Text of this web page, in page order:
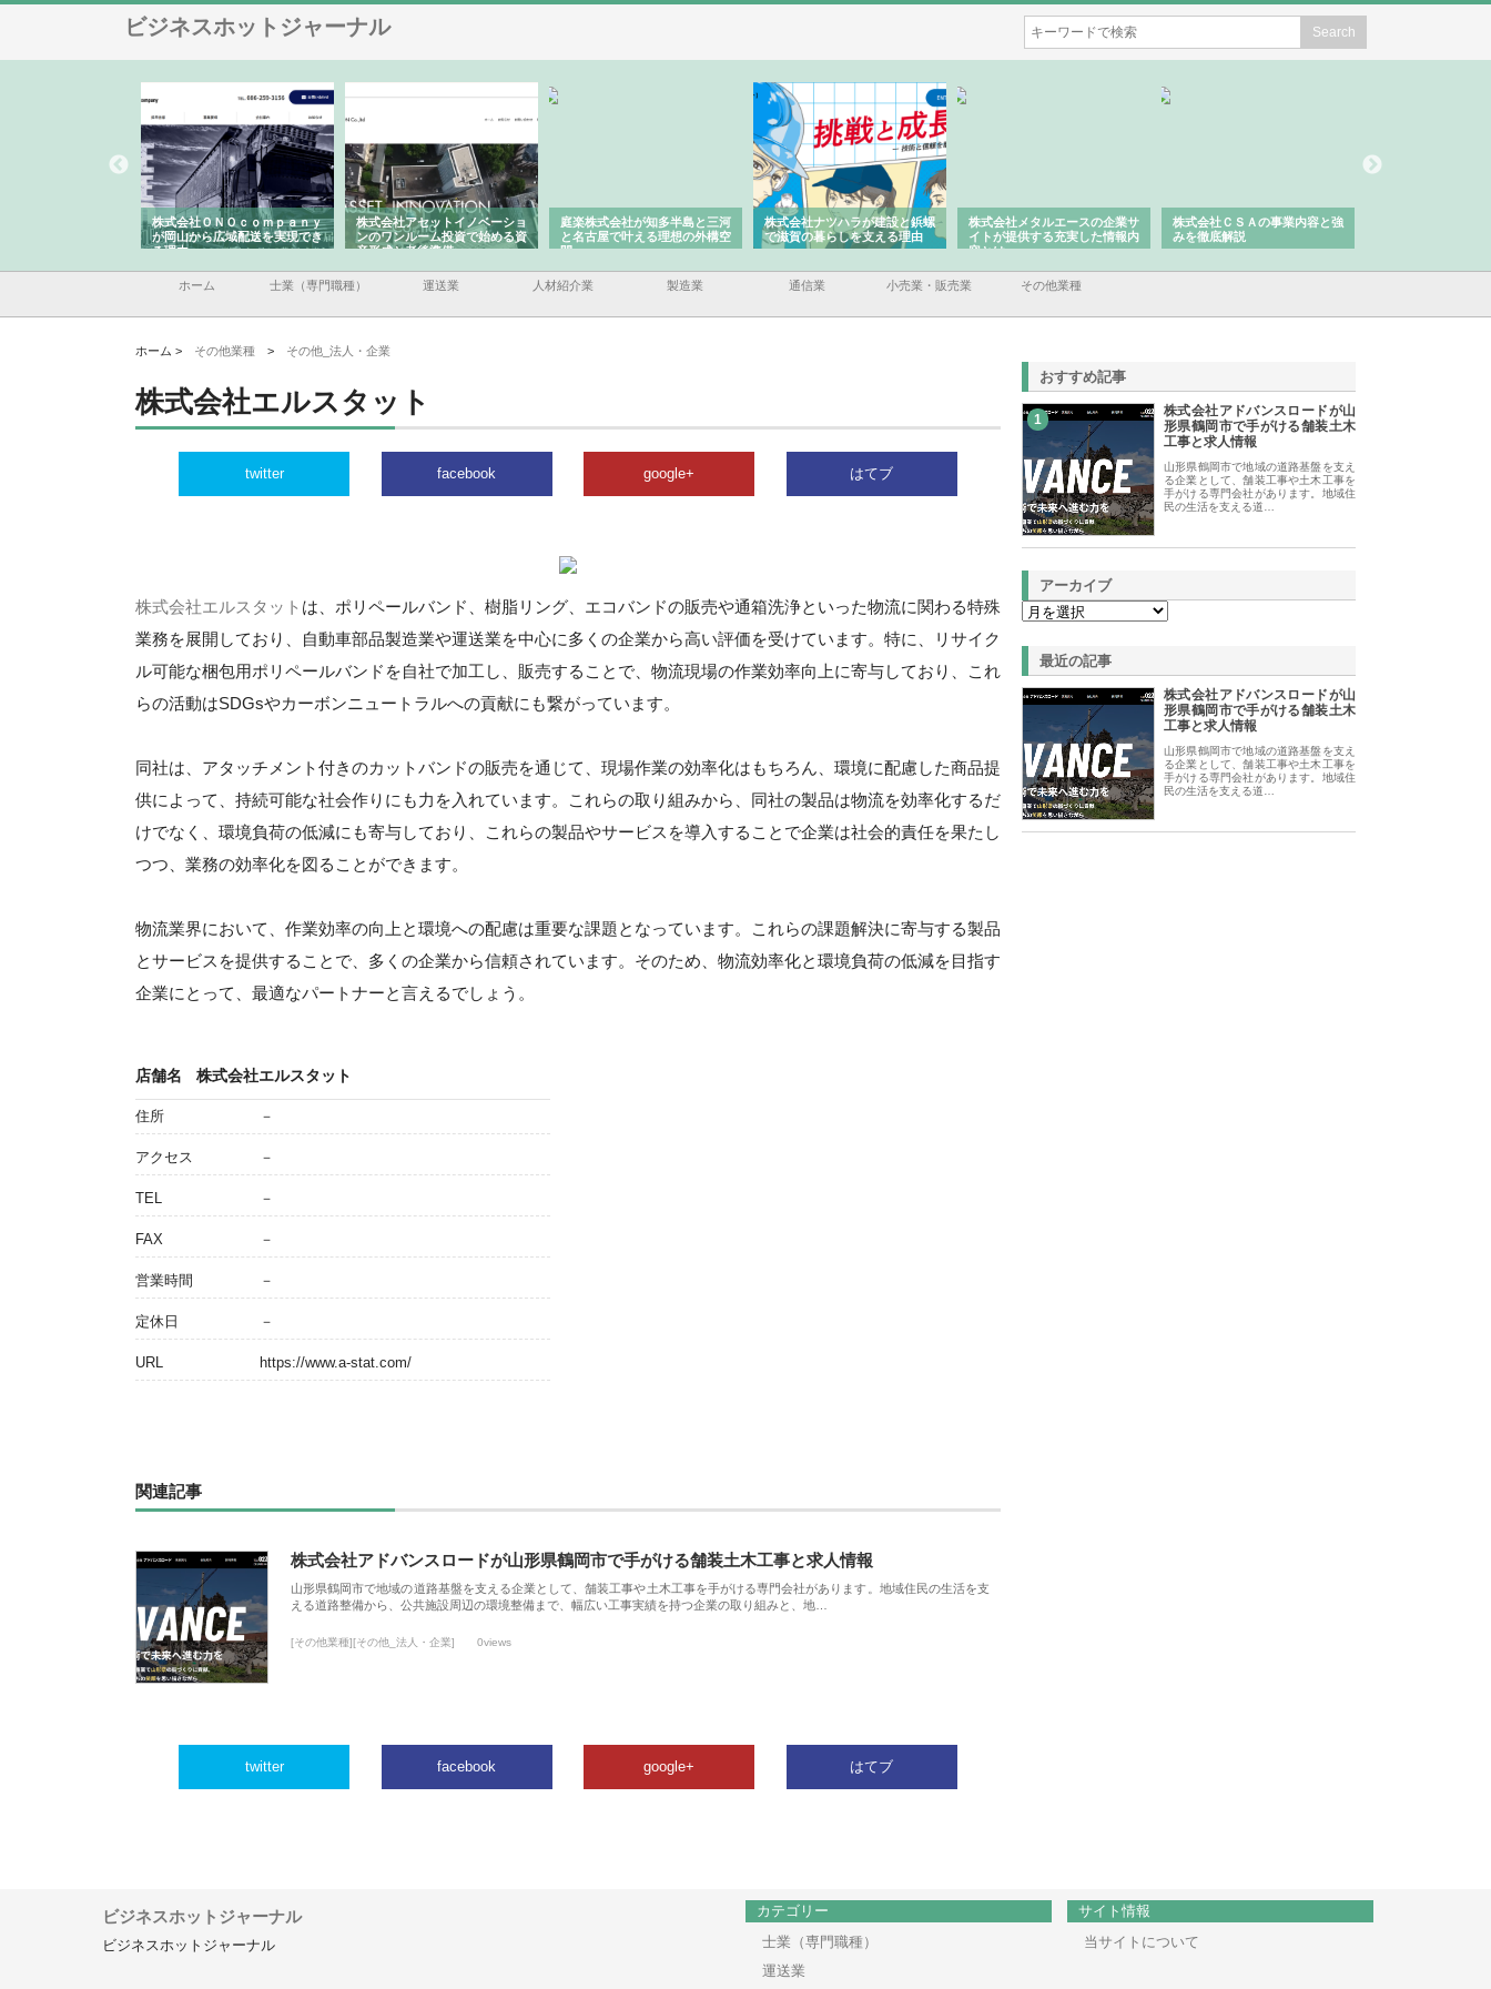
ビジネスホットジャーナル
株式会社アセットイノベーショ
ンのワンルーム投資で始める資
産形成と老後準備
庭楽株式会社が知多半島と三河
と名古屋で叶える理想の外構空
間
株式会社ナツハラが建設と鋲螺
で滋賀の暮らしを支える理由
株式会社メタルエースの企業サ
イトが提供する充実した情報内
容とは
株式会社ＣＳＡの事業内容と強
みを徹底解説
株式会社山形道路が手がける舗
装工事と土木技術の全容
ホーム 士業（専門職種） 運送業 人材紹介業 製造業 通信業 小売業・販売業 その他業種
ホーム > その他業種 > その他_法人・企業
株式会社エルスタット
twitter facebook google+ はてブ
株式会社エルスタット は、ポリペールバンド、樹脂リング、エコバンドの販売や通箱洗浄といった物流に関わる特殊
業務を展開しており、自動車部品製造業や運送業を中心に多くの企業から高い評価を受けています。特に、リサイク
ル可能な梱包用ポリペールバンドを自社で加工し、販売することで、物流現場の作業効率向上に寄与しており、これ
らの活動はSDGsやカーボンニュートラルへの貢献にも繋がっています。
同社は、アタッチメント付きのカットバンドの販売を通じて、現場作業の効率化はもちろん、環境に配慮した商品提
供によって、持続可能な社会作りにも力を入れています。これらの取り組みから、同社の製品は物流を効率化するだ
けでなく、環境負荷の低減にも寄与しており、これらの製品やサービスを導入することで企業は社会的責任を果たし
つつ、業務の効率化を図ることができます。
物流業界において、作業効率の向上と環境への配慮は重要な課題となっています。これらの課題解決に寄与する製品
とサービスを提供することで、多くの企業から信頼されています。そのため、物流効率化と環境負荷の低減を目指す
企業にとって、最適なパートナーと言えるでしょう。
店舗名 株式会社エルスタット
住所 －
アクセス －
TEL －
FAX －
営業時間 －
定休日 －
URL https://www.a-stat.com/
関連記事
株式会社アドバンスロードが山形県鶴岡市で手がける舗装土木工事と求人情報
山形県鶴岡市で地域の道路基盤を支える企業として、舗装工事や土木工事を手がける専門会社があります。地域住民の生活を支
える道路整備から、公共施設周辺の環境整備まで、幅広い工事実績を持つ企業の取り組みと、地…
[その他業種][その他_法人・企業] 0views
twitter facebook google+ はてブ
おすすめ記事
1
株式会社アドバンスロードが山
形県鶴岡市で手がける舗装土木
工事と求人情報
山形県鶴岡市で地域の道路基盤を支え
る企業として、舗装工事や土木工事を
手がける専門会社があります。地域住
民の生活を支える道…
アーカイブ
最近の記事
株式会社アドバンスロードが山
形県鶴岡市で手がける舗装土木
工事と求人情報
山形県鶴岡市で地域の道路基盤を支え
る企業として、舗装工事や土木工事を
手がける専門会社があります。地域住
民の生活を支える道…
ビジネスホットジャーナル
ビジネスホットジャーナル
カテゴリー
士業（専門職種）
運送業
サイト情報
当サイトについて